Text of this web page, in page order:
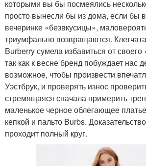
которыми вы бы посмеялись
просто вынесли бы из дома, если бы
вечеринке «безвкусицы»,
триумфально возвращаются.
Burberry сумела избавиться от
так как к весне бренд побуждает нас
возможное, чтобы произвести
Уэстбрук, и проверять износ
стремящаяся сначала примерить
маленькое черное облегающее платье
кепкой и пальто Burbs.
проходит полный круг.